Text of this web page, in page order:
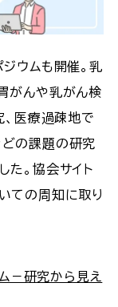
ウムも開催。乳
がんや乳がん検
、医療過疎地で
の課題の研究
。協会サイト
ての周知に取り
－研究から見え